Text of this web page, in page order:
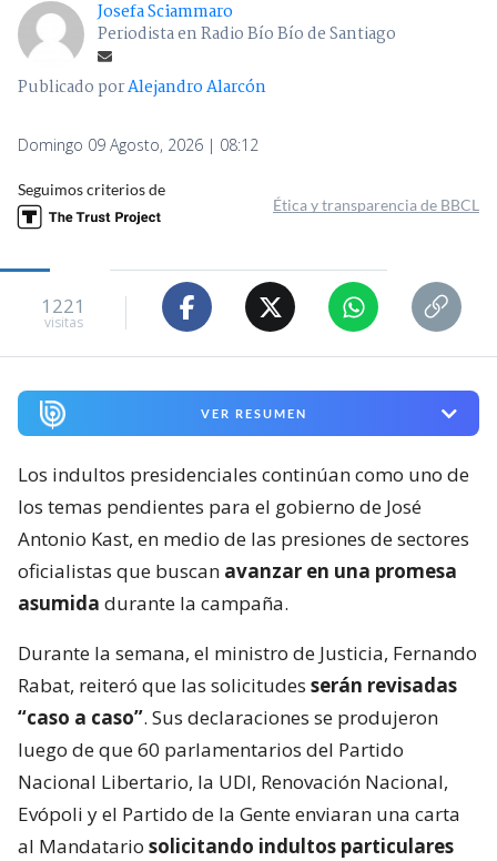
Josefa Sciammaro
Periodista en Radio Bío Bío de Santiago
Publicado porAlejandro Alarcón
Domingo 09 Agosto, 2026 | 08:12
Seguimos criterios de
Ética y transparencia de BBCL
1221
visitas
VER RESUMEN
Los indultos presidenciales continúan como uno de
los temas pendientes para el gobierno de José
Antonio Kast, en medio de las presiones de sectores
oficialistas que buscan avanzar en una promesa
asumida durante la campaña.
Durante la semana, el ministro de Justicia, Fernando
Rabat, reiteró que las solicitudes serán revisadas
“caso a caso”. Sus declaraciones se produjeron
luego de que 60 parlamentarios del Partido
Nacional Libertario, la UDI, Renovación Nacional,
Evópoli y el Partido de la Gente enviaran una carta
al Mandatario solicitando indultos particulares